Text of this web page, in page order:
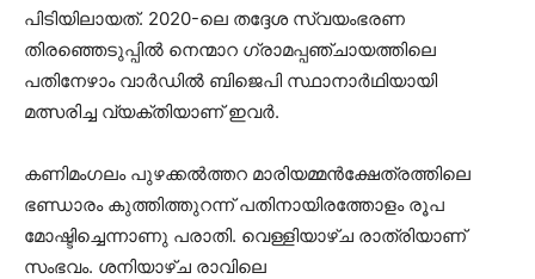
പിടിയിലായത്. 2020-ലെ തദ്ദേശ സ്വയംഭരണ
തിരഞ്ഞെടുപ്പില്‍ നെന്മാറ ഗ്രാമപ്പഞ്ചായത്തിലെ
പതിനേഴാം വാർഡില്‍ ബിജെപി സ്ഥാനാർഥിയായി
മത്സരിച്ച വ്യക്തിയാണ് ഇവർ.
കണിമംഗലം പുഴക്കല്‍ത്തറ മാരിയമ്മൻക്ഷേത്രത്തിലെ
ഭണ്ഡാരം കുത്തിത്തുറന്ന് പതിനായിരത്തോളം രൂപ
മോഷ്ടിച്ചെന്നാണു പരാതി. വെള്ളിയാഴ്ച രാത്രിയാണ്
സംഭവം. ശനിയാഴ്ച രാവിലെ